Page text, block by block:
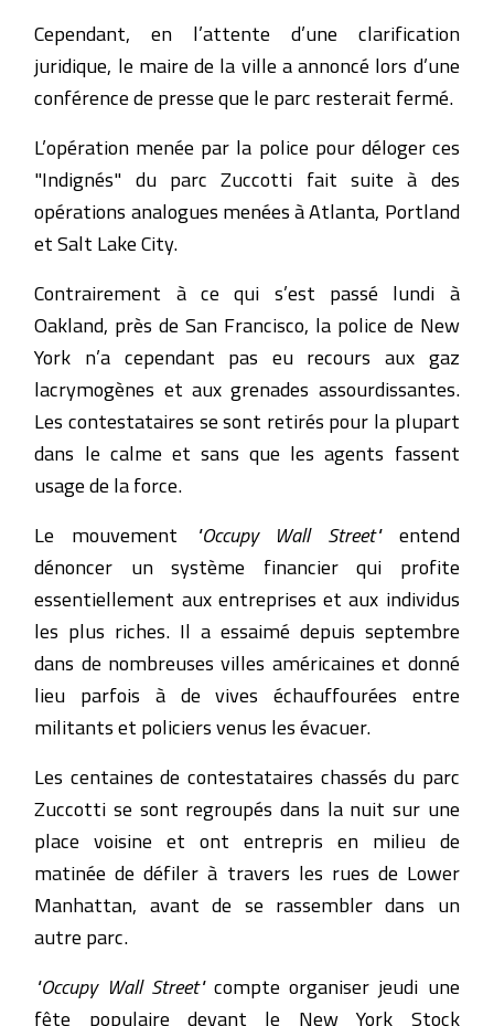
Cependant, en l’attente d’une clarification
juridique, le maire de la ville a annoncé lors d’une
conférence de presse que le parc resterait fermé.
L’opération menée par la police pour déloger ces
"Indignés" du parc Zuccotti fait suite à des
opérations analogues menées à Atlanta, Portland
et Salt Lake City.
Contrairement à ce qui s’est passé lundi à
Oakland, près de San Francisco, la police de New
York n’a cependant pas eu recours aux gaz
lacrymogènes et aux grenades assourdissantes.
Les contestataires se sont retirés pour la plupart
dans le calme et sans que les agents fassent
usage de la force.
Le mouvement
"Occupy Wall Street"entend
dénoncer un système financier qui profite
essentiellement aux entreprises et aux individus
les plus riches. Il a essaimé depuis septembre
dans de nombreuses villes américaines et donné
lieu parfois à de vives échauffourées entre
militants et policiers venus les évacuer.
Les centaines de contestataires chassés du parc
Zuccotti se sont regroupés dans la nuit sur une
place voisine et ont entrepris en milieu de
matinée de défiler à travers les rues de Lower
Manhattan, avant de se rassembler dans un
autre parc.
"Occupy Wall Street"compte organiser jeudi une
fête populaire devant le New York Stock